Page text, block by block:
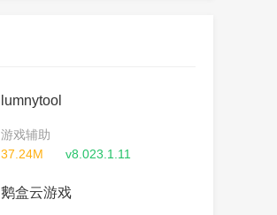
lumnytool
游戏辅助
37.24M
v8.023.1.11
鹅盒云游戏